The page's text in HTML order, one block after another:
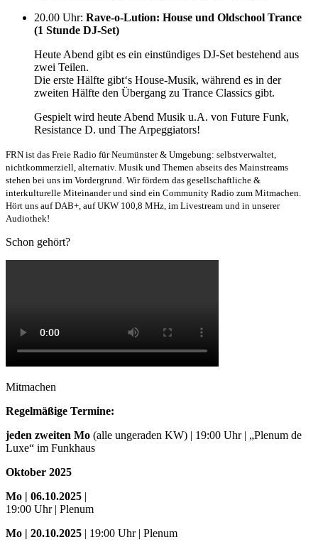
20.00 Uhr: Rave-o-Lution: House und Oldschool Trance
(1 Stunde DJ-Set)
Heute Abend gibt es ein einstündiges DJ-Set bestehend aus
zwei Teilen.
Die erste Hälfte gibt‘s House-Musik, während es in der
zweiten Hälfte den Übergang zu Trance Classics gibt.
Gespielt wird heute Abend Musik u.A. von Future Funk,
Resistance D. und The Arpeggiators!
FRN ist das Freie Radio für Neumünster & Umgebung: selbstverwaltet,
nichtkommerziell, alternativ. Musik und Themen abseits des Mainstreams
stehen bei uns im Vordergrund. Wir fördern das gesellschaftliche &
interkulturelle Miteinander und sind ein Community Radio zum Mitmachen.
Hört uns auf DAB+, auf UKW 100,8 MHz, im Livestream und in unserer
Audiothek!
Schon gehört?
Mitmachen
Regelmäßige Termine:
jeden zweiten Mo (alle ungeraden KW) | 19:00 Uhr | „Plenum de
Luxe“ im Funkhaus
Oktober 2025
Mo | 06.10.2025 |
19:00 Uhr | Plenum
Mo | 20.10.2025 | 19:00 Uhr | Plenum